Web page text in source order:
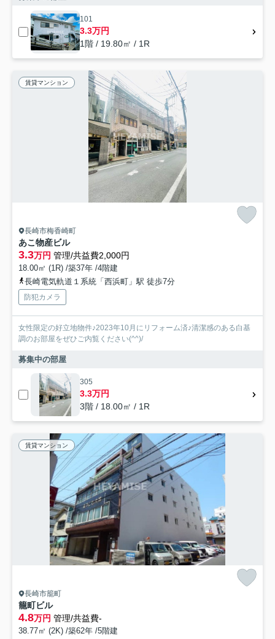
101
3.3万円
1階 / 19.80㎡ / 1R
賃貸マンション
長崎市梅香崎町
あこ物産ビル
3.3万円 管理/共益費2,000円
18.00㎡ (1R) /築37年 /4階建
長崎電気軌道１系統「西浜町」駅 徒歩7分
防犯カメラ
女性限定の好立地物件♪2023年10月にリフォーム済♪清潔感のある白基
調のお部屋をぜひご内覧ください(^^)/
募集中の部屋
305
3.3万円
3階 / 18.00㎡ / 1R
賃貸マンション
長崎市籠町
籠町ビル
4.8万円 管理/共益費-
38.77㎡ (2K) /築62年 /5階建